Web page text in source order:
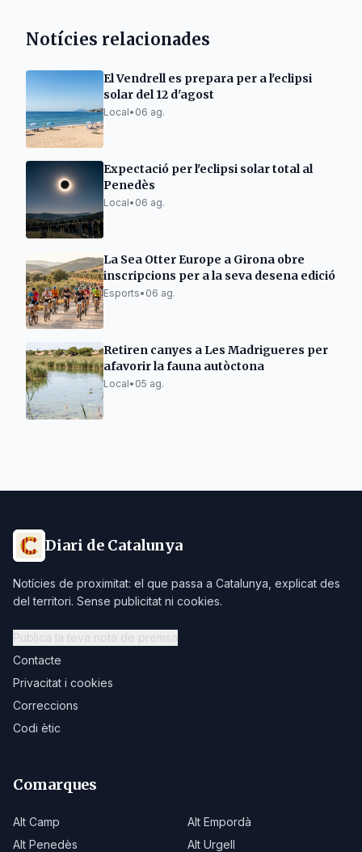
Notícies relacionades
El Vendrell es prepara per a l'eclipsi
solar del 12 d'agost
Local• 06 ag.
Expectació per l'eclipsi solar total al
Penedès
Local• 06 ag.
La Sea Otter Europe a Girona obre
inscripcions per a la seva desena edició
Esports• 06 ag.
Retiren canyes a Les Madrigueres per
afavorir la fauna autòctona
Local• 05 ag.
Diari de Catalunya
Notícies de proximitat: el que passa a Catalunya, explicat des
del territori. Sense publicitat ni cookies.
Publica la teva nota de premsa
Contacte
Privacitat i cookies
Correccions
Codi ètic
Comarques
Alt Camp
Alt Empordà
Alt Penedès
Alt Urgell